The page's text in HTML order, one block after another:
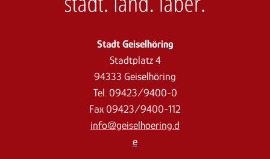
Stadt Geiselhöring
Stadtplatz 4
94333 Geiselhöring
Tel. 09423/9400-0
Fax 09423/9400-112
info@geiselhoering.d
e